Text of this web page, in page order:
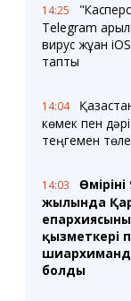
14:25
Telegram
вирус жұққан
тапты
14:04
көмек пен
теңгемен
14:03
жылында
қызметкері
болды